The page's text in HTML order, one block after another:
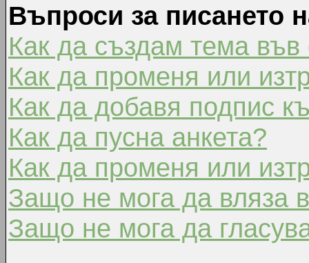
Въпроси за писането
Как да създам тема
Как да променя или
Как да добавя подпис
Как да пусна анкета?
Как да променя или
Защо не мога да вляза
Защо не мога да